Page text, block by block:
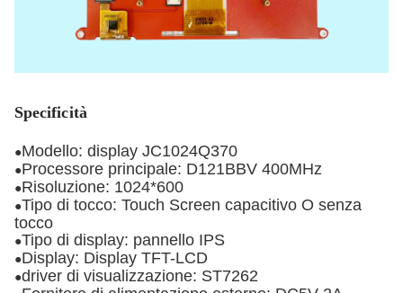
Specificità
●Modello: display JC1024Q370
●Processore principale: D121BBV 400MHz
●Risoluzione: 1024*600
●Tipo di tocco: Touch Screen capacitivo O senza
tocco
●Tipo di display: pannello IPS
●Display: Display TFT-LCD
●driver di visualizzazione: ST7262